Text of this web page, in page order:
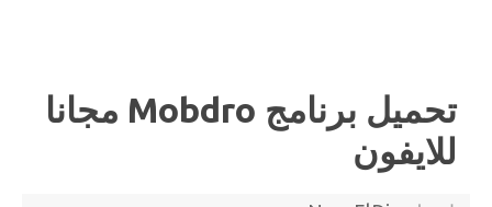
تحميل برنامج Mobdro مجانا
للايفون